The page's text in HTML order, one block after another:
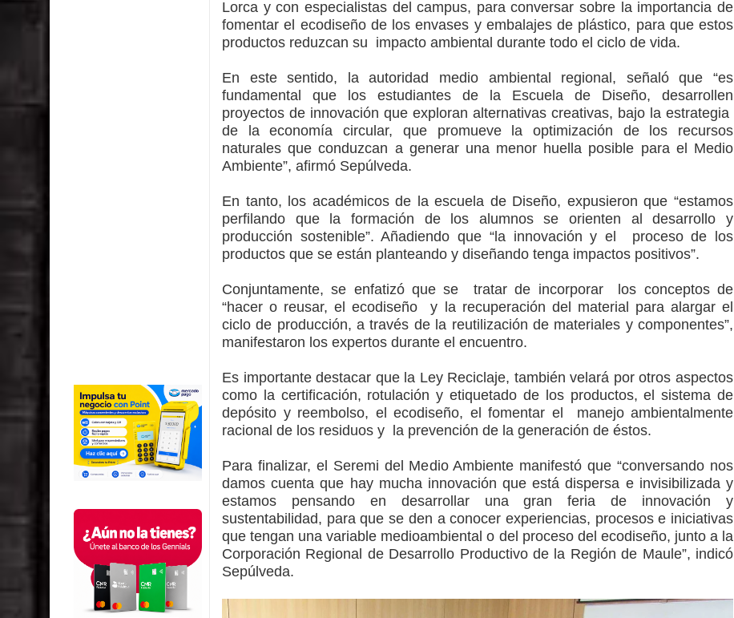
Lorca y con especialistas del campus, para conversar sobre la importancia de
fomentar el ecodiseño de los envases y embalajes de plástico, para que estos
productos reduzcan su impacto ambiental durante todo el ciclo de vida.
En este sentido, la autoridad medio ambiental regional, señaló que “es
fundamental que los estudiantes de la Escuela de Diseño, desarrollen
proyectos de innovación que exploran alternativas creativas, bajo la estrategia
de la economía circular, que promueve la optimización de los recursos
naturales que conduzcan a generar una menor huella posible para el Medio
Ambiente”, afirmó Sepúlveda.
En tanto, los académicos de la escuela de Diseño, expusieron que “estamos
perfilando que la formación de los alumnos se orienten al desarrollo y
producción sostenible”. Añadiendo que “la innovación y el proceso de los
productos que se están planteando y diseñando tenga impactos positivos”.
Conjuntamente, se enfatizó que se tratar de incorporar los conceptos de
“hacer o reusar, el ecodiseño y la recuperación del material para alargar el
ciclo de producción, a través de la reutilización de materiales y componentes”,
manifestaron los expertos durante el encuentro.
Es importante destacar que la Ley Reciclaje, también velará por otros aspectos
como la certificación, rotulación y etiquetado de los productos, el sistema de
depósito y reembolso, el ecodiseño, el fomentar el manejo ambientalmente
racional de los residuos y la prevención de la generación de éstos.
Para finalizar, el Seremi del Medio Ambiente manifestó que “conversando nos
damos cuenta que hay mucha innovación que está dispersa e invisibilizada y
estamos pensando en desarrollar una gran feria de innovación y
sustentabilidad, para que se den a conocer experiencias, procesos e iniciativas
que tengan una variable medioambiental o del proceso del ecodiseño, junto a la
Corporación Regional de Desarrollo Productivo de la Región de Maule”, indicó
Sepúlveda.